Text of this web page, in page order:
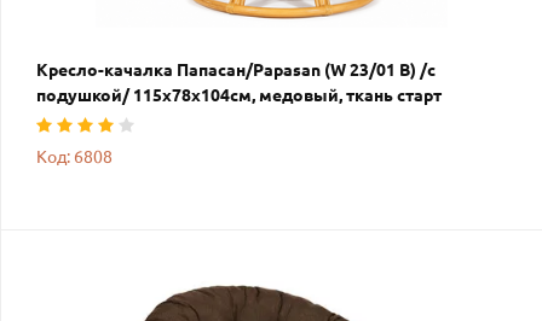
Кресло-качалка Папасан/Papasan (W 23/01 B) /с
подушкой/ 115х78х104см, медовый, ткань старт
Код: 6808